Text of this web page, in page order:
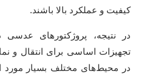
کیفیت و عملکرد بالا باشند.
در نتیجه، پروژکتورهای عدسی
تجهیزات اساسی برای انتقال و
در محیط‌های مختلف بسیار مورد